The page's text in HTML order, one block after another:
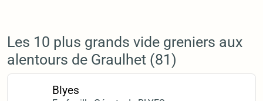
Les 10 plus grands vide greniers aux
alentours de Graulhet (81)
Blyes